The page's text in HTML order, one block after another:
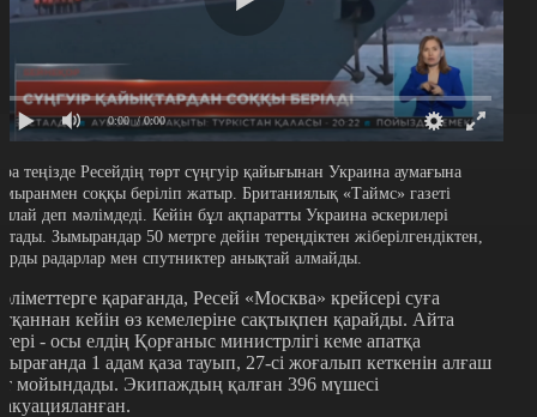
0:00 / 0:00
теңізде Ресейдің төрт сүңгуір қайығынан Украина аумағына
соққы беріліп жатыр. Британиялық «Таймс» газеті
деп мәлімдеді. Кейін бұл ақпаратты Украина әскерилері
Зымырандар 50 метрге дейін тереңдіктен жіберілгендіктен,
радарлар мен спутниктер анықтай алмайды.
қарағанда, Ресей «Москва» крейсері суға
кейін өз кемелеріне сақтықпен қарайды. Айта
- осы елдің Қорғаныс министрлігі кеме апатқа
1 адам қаза тауып, 27-сі жоғалып кеткенін алғаш
мойындады. Экипаждың қалған 396 мүшесі